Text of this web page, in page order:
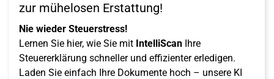
zur mühelosen Erstattung!
Nie wieder Steuerstress!
Lernen Sie hier, wie Sie mit IntelliScan Ihre
Steuererklärung schneller und effizienter erledigen.
Laden Sie einfach Ihre Dokumente hoch – unsere KI